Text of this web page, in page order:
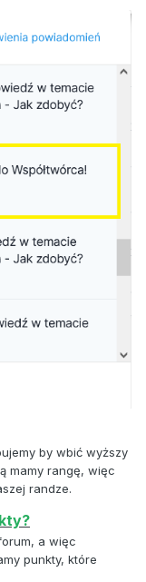
by wbić wyższy
mamy rangę, więc
randze.
a więc
punkty, które